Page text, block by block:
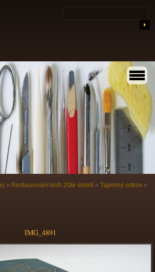
» Restaurování knih 20té století » Tajemný ostrov »
IMG_4891